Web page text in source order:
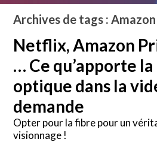
Archives de tags :
Netflix, Amazon
… Ce qu’apporte
optique dans la
demande
Opter pour la fibre pour un
visionnage !